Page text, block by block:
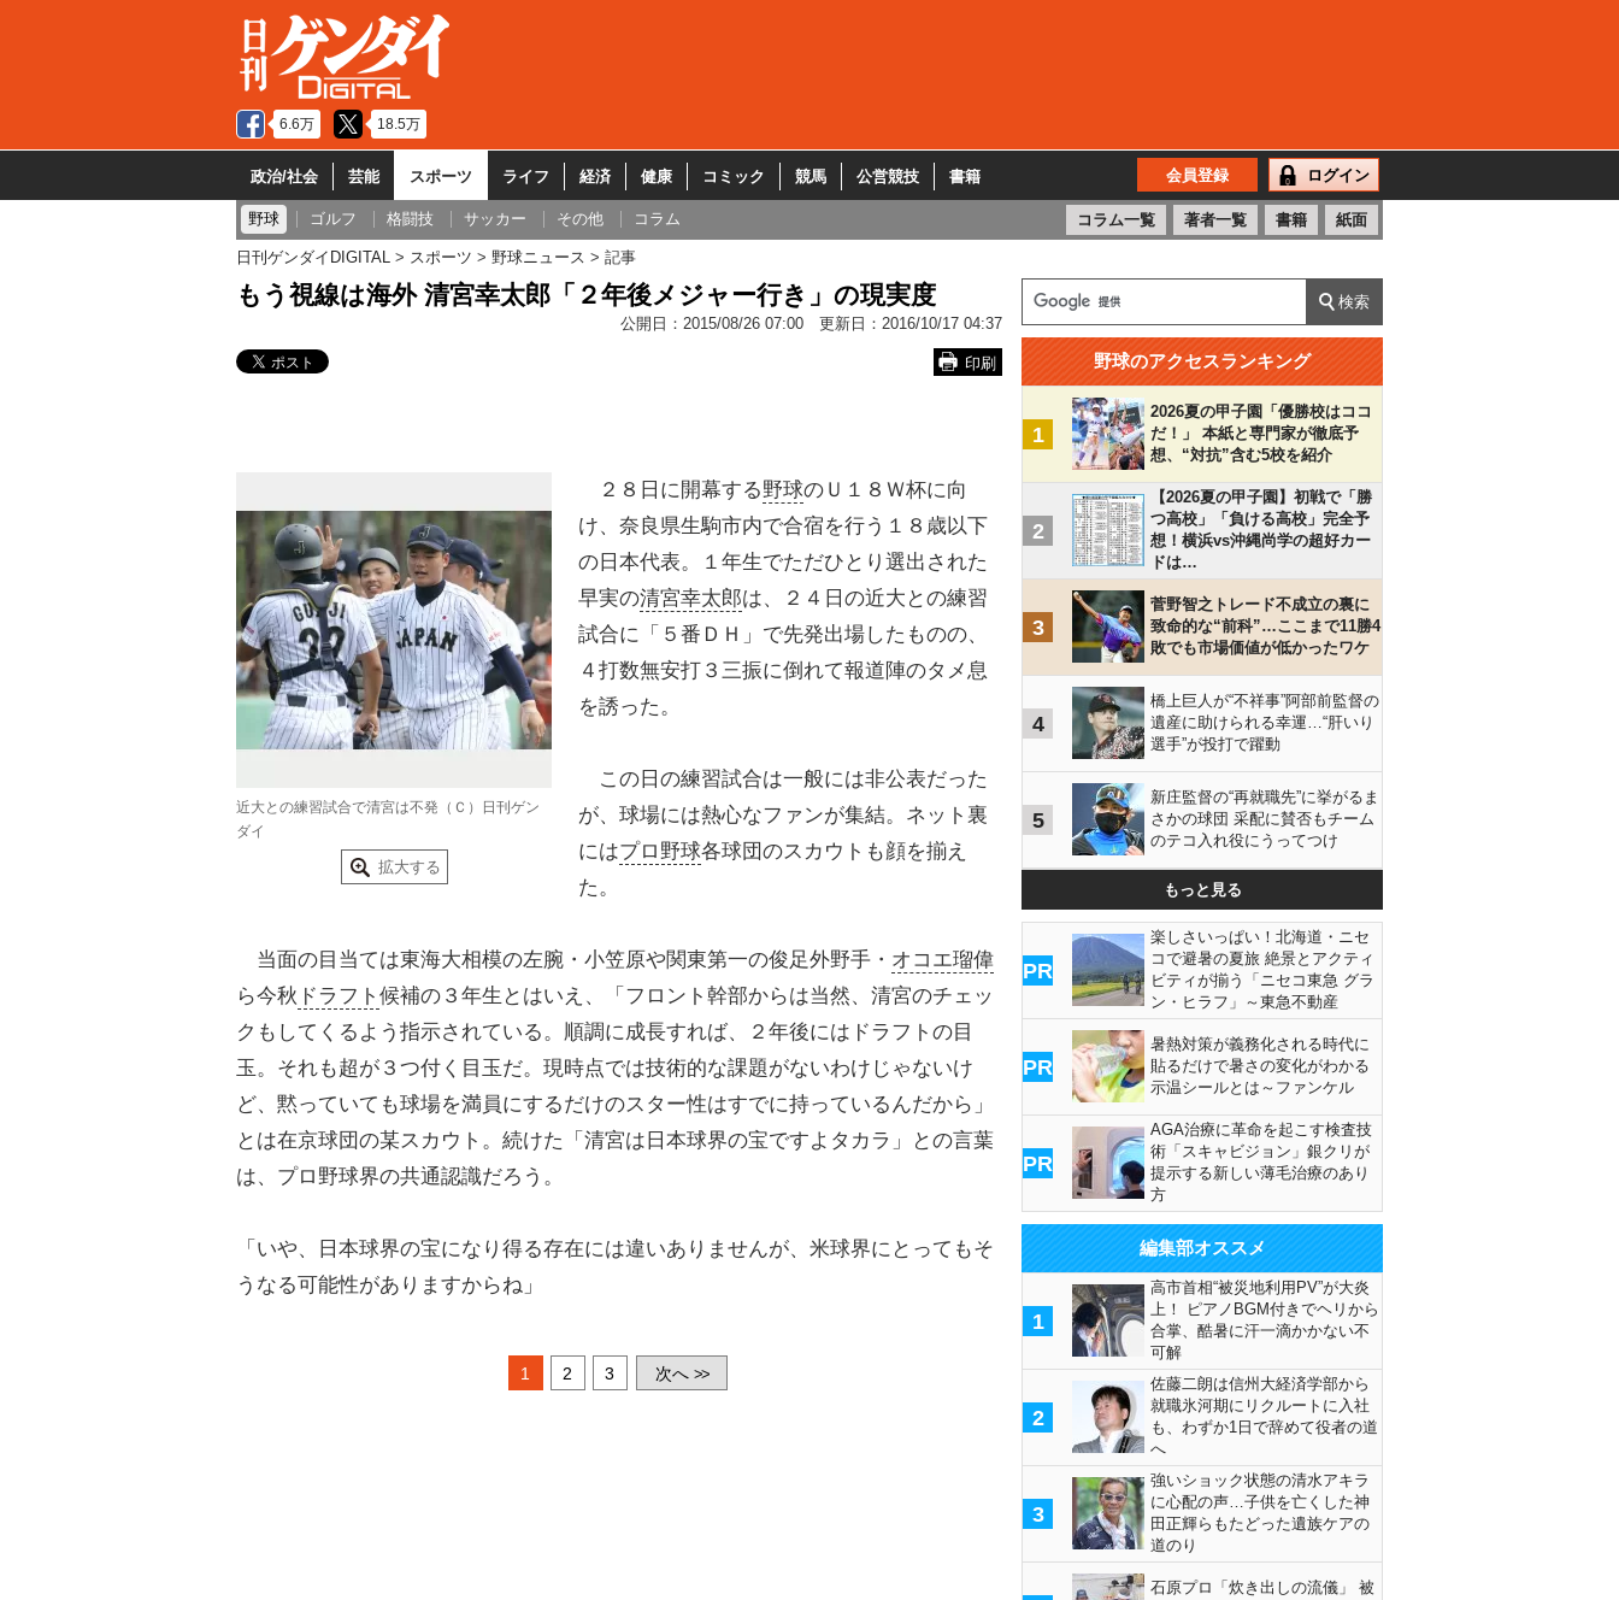
6.6万 18.5万
政治/社会 芸能 スポーツ ライフ 経済 健康 コミック 競馬 公営競技 書籍 会員登録 ログイン
野球 ゴルフ 格闘技 サッカー その他 コラム コラム一覧 著者一覧 書籍 紙面
日刊ゲンダイDIGITAL スポーツ 野球ニュース 記事
もう視線は海外 清宮幸太郎「２年後メジャー行き」の現実度
公開日： 2015/08/26 07:00 更新日： 2016/10/17 04:37
印刷
近大との練習試合で清宮は不発（Ｃ）日刊ゲン
ダイ
拡大する
２８日に開幕する野球のＵ１８Ｗ杯に向
け、奈良県生駒市内で合宿を行う１８歳以下
の日本代表。１年生でただひとり選出された
早実の清宮幸太郎は、２４日の近大との練習
試合に「５番ＤＨ」で先発出場したものの、
４打数無安打３三振に倒れて報道陣のタメ息
を誘った。
この日の練習試合は一般には非公表だった
が、球場には熱心なファンが集結。ネット裏
にはプロ野球各球団のスカウトも顔を揃え
た。
当面の目当ては東海大相模の左腕・小笠原や関東第一の俊足外野手・ オコエ瑠偉
ら今秋 ドラフト 候補の３年生とはいえ、「フロント幹部からは当然、清宮のチェッ
クもしてくるよう指示されている。順調に成長すれば、２年後にはドラフトの目
玉。それも超が３つ付く目玉だ。現時点では技術的な課題がないわけじゃないけ
ど、黙っていても球場を満員にするだけのスター性はすでに持っているんだから」
とは在京球団の某スカウト。続けた「清宮は日本球界の宝ですよタカラ」との言葉
は、プロ野球界の共通認識だろう。
「いや、日本球界の宝になり得る存在には違いありませんが、米球界にとってもそ
うなる可能性がありますからね」
1 2 3 次へ >>
野球のアクセスランキング
1
2026夏の甲子園「優勝校はココ
だ！」 本紙と専門家が徹底予
想、“対抗”含む5校を紹介
2
【2026夏の甲子園】初戦で「勝
つ高校」「負ける高校」完全予
想！横浜vs沖縄尚学の超好カー
ドは…
3
菅野智之トレード不成立の裏に
致命的な“前科”…ここまで11勝4
敗でも市場価値が低かったワケ
4
橋上巨人が“不祥事”阿部前監督の
遺産に助けられる幸運…“肝いり
選手”が投打で躍動
5
新庄監督の“再就職先”に挙がるま
さかの球団 采配に賛否もチーム
のテコ入れ役にうってつけ
もっと見る
PR
楽しさいっぱい！北海道・ニセ
コで避暑の夏旅 絶景とアクティ
ビティが揃う「ニセコ東急 グラ
ン・ヒラフ」～東急不動産
PR
暑熱対策が義務化される時代に
貼るだけで暑さの変化がわかる
示温シールとは～ファンケル
PR
AGA治療に革命を起こす検査技
術「スキャビジョン」銀クリが
提示する新しい薄毛治療のあり
方
編集部オススメ
1
高市首相“被災地利用PV”が大炎
上！ ピアノBGM付きでヘリから
合掌、酷暑に汗一滴かかない不
可解
2
佐藤二朗は信州大経済学部から
就職氷河期にリクルートに入社
も、わずか1日で辞めて役者の道
へ
3
強いショック状態の清水アキラ
に心配の声…子供を亡くした神
田正輝らもたどった遺族ケアの
道のり
石原プロ「炊き出しの流儀」 被